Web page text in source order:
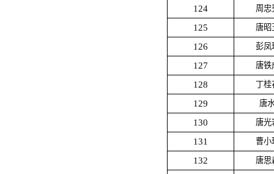
124 周忠
125 唐昭
126 彭凤
127 唐铁
128 丁桂
129 唐
130 唐光
131 曹小
132 唐思